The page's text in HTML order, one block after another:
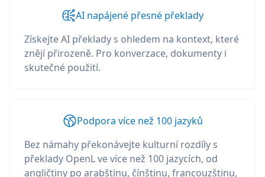
AI napájené přesné překlady
Získejte AI překlady s ohledem na kontext, které
znějí přirozeně. Pro konverzace, dokumenty i
skutečné použití.
Podpora více než 100 jazyků
Bez námahy překonávejte kulturní rozdíly s
překlady OpenL ve více než 100 jazycích, od
angličtiny po arabštinu, čínštinu, francouzštinu,